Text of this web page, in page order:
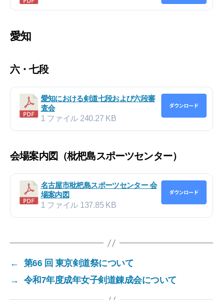
愛知
六・七段
愛知における剣道七段および六段審
査会
1 ファイル 240.27 KB
ダウンロード
会場案内図（枇杷島スポーツセンター）
名古屋市枇杷島スポーツセンター 会
場案内図
1 ファイル 137.85 KB
ダウンロード
←
第66 回 東京剣道祭について
→
令和7年度成年女子剣道錬成会について